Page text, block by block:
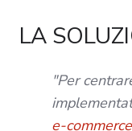
LA
"Per
e-commerce